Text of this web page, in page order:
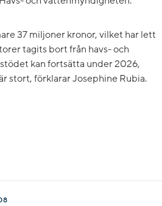
37 miljoner kronor, vilket har lett
tagits bort från havs- och
kan fortsätta under 2026,
stort, förklarar Josephine Rubia.